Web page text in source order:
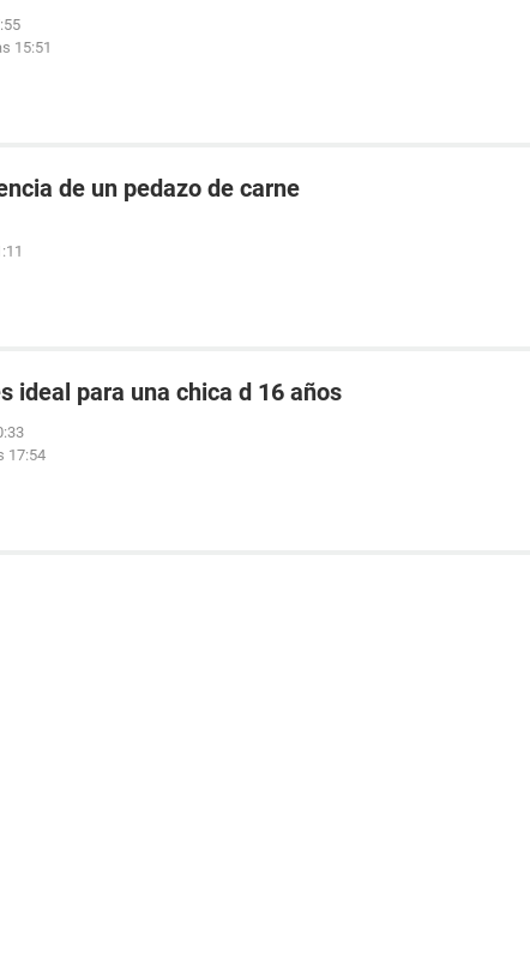
15:51
de un pedazo de carne
ideal para una chica d 16 años
17:54